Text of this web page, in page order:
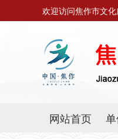
欢迎访问焦作市文
网站首页